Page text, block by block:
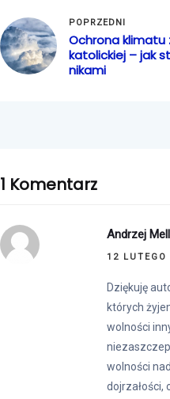
POPRZEDNI
Ochrona
katolickiej – jak
nikami
1 Komentarz
Andrzej
12
Dziękuję
których
wolności
wolności
dojrzałości,